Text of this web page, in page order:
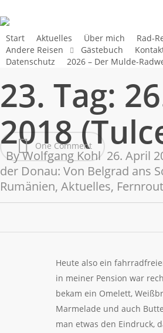
to
main
content
Start Aktuelles Über mich
Rad-
Andere Reisen
Gästebuch
Datenschutz
2026 – Der Mulde-
23. Tag:
2018
ByWolfgang Kohl 26. April
der Donau: Von Belgrad ans
Rumänien, Aktuelles,
One Comment
Heute also ein
in meiner Pension war
bekam ein Omelett,
Marmelade und auch
man etwas den Eindruck,